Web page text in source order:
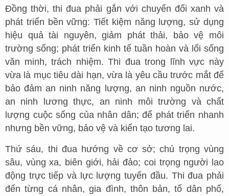
Đồng thời, thi đua phải gắn với chuyển đổi xanh và
phát triển bền vững: Tiết kiệm năng lượng, sử dụng
hiệu quả tài nguyên, giảm phát thải, bảo vệ môi
trường sống; phát triển kinh tế tuần hoàn và lối sống
văn minh, trách nhiệm. Thi đua trong lĩnh vực này
vừa là mục tiêu dài hạn, vừa là yêu cầu trước mắt để
bảo đảm an ninh năng lượng, an ninh nguồn nước,
an ninh lương thực, an ninh môi trường và chất
lượng cuộc sống của nhân dân; để phát triển nhanh
nhưng bền vững, bảo vệ và kiến tạo tương lai.
Thứ sáu, thi đua hướng về cơ sở; chú trọng vùng
sâu, vùng xa, biên giới, hải đảo; coi trọng người lao
động trực tiếp và lực lượng tuyến đầu. Thi đua phải
đến từng cá nhân, gia đình, thôn bản, tổ dân phố,